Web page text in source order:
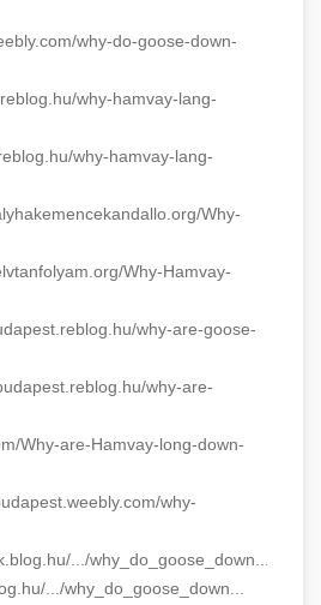
why-do-goose-down-
why-hamvay-lang-
why-hamvay-lang-
Why-
Why-Hamvay-
why-are-goose-
why-are-
Why-are-Hamvay-long-down-
why-
.../why_do_goose_down...
.../why_do_goose_down...